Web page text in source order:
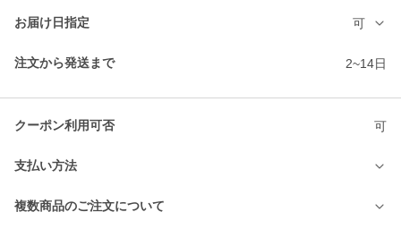
お届け日指定 可
注文から発送まで 2~14日
クーポン利用可否 可
支払い方法
複数商品のご注文について